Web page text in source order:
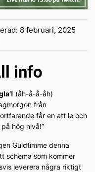
8 februari, 2025
info
(åh-å-å-åh)
från
får en att le och
hög nivå!”
Guldtimme denna
schema som kommer
leverera några riktigt